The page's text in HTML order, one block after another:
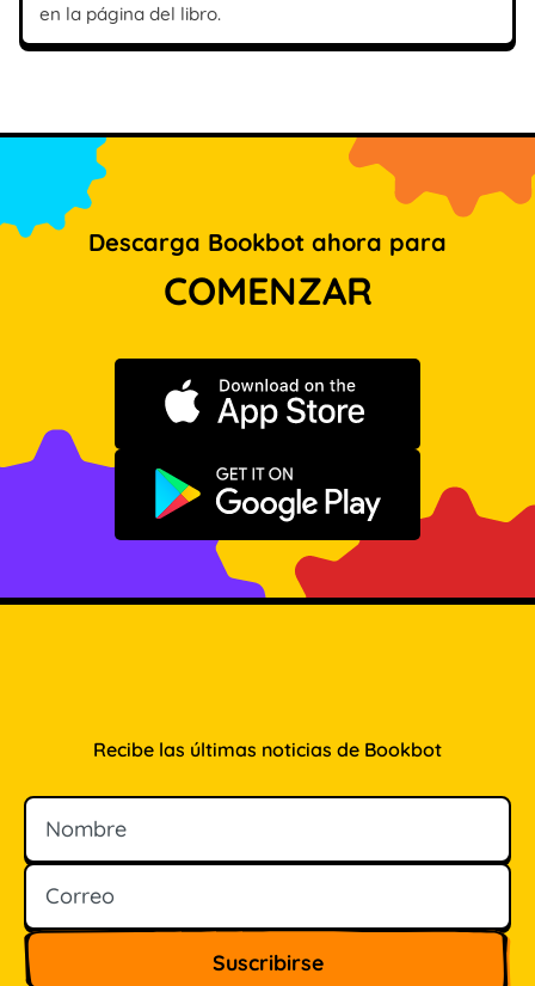
en la página del libro.
Descarga Bookbot ahora para
COMENZAR
Descargar en App Store
Disponible en Google Play
Recibe las últimas noticias de Bookbot
Nombre
Correo